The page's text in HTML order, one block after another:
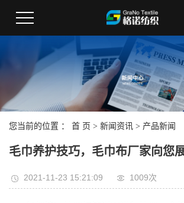
您当前的位置 ： 首 页 > 新闻资讯 > 产品新闻
毛巾养护技巧，毛巾布厂家向您
2021-11-23 15:21:09 1009次